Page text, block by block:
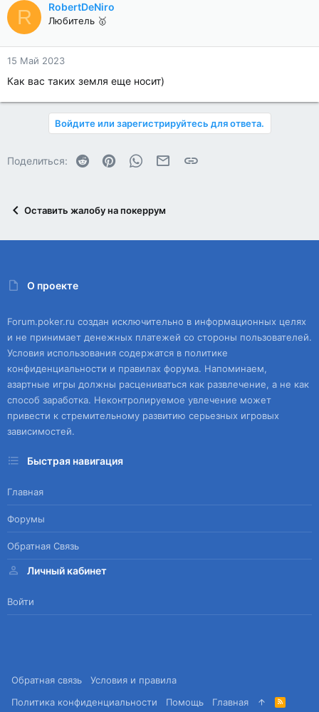
R RobertDeNiro
Любитель 🥇
15 Май 2023
Как вас таких земля еще носит)
Войдите или зарегистрируйтесь для ответа.
Поделиться: Reddit PinterestWhatsAppЭлектронная почта
Ссылка
Оставить жалобу на покеррум
О проекте
Forum.poker.ru создан исключительно в информационных целях
и не принимает денежных платежей со стороны пользователей.
Условия использования содержатся в политике
конфиденциальности и правилах форума. Напоминаем,
азартные игры должны расцениваться как развлечение, а не как
способ заработка. Неконтролируемое увлечение может
привести к стремительному развитию серьезных игровых
зависимостей.
Быстрая навигация
Главная
Форумы
Обратная Связь
Личный кабинет
Войти
Обратная связь
Условия и правила
Политика конфиденциальности
Помощь Главная
R